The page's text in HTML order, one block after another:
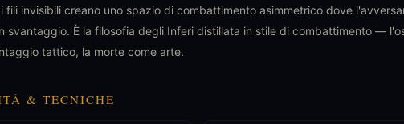
fili invisibili creano uno spazio di combattimento asimmetrico dove
svantaggio. È la filosofia degli Inferi distillata in stile di combattimento —
tattico, la morte come arte.
& TECNICHE